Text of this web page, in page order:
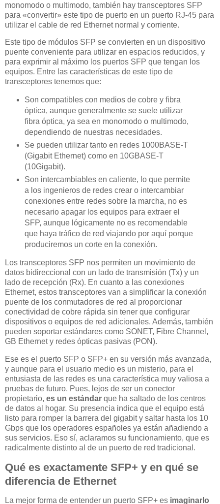
monomodo o multimodo, también hay transceptores SFP
para «convertir» este tipo de puerto en un puerto RJ-45 para
utilizar el cable de red Ethernet normal y corriente.
Este tipo de módulos SFP se convierten en un dispositivo
puente conveniente para utilizar en espacios reducidos, y
para exprimir al máximo los puertos SFP que tengan los
equipos. Entre las características de este tipo de
transceptores tenemos que:
Son compatibles con medios de cobre y fibra
óptica, aunque generalmente se suele utilizar
fibra óptica, ya sea en monomodo o multimodo,
dependiendo de nuestras necesidades.
Se pueden utilizar tanto en redes 1000BASE-T
(Gigabit Ethernet) como en 10GBASE-T
(10Gigabit).
Son intercambiables en caliente, lo que permite
a los ingenieros de redes crear o intercambiar
conexiones entre redes sobre la marcha, no es
necesario apagar los equipos para extraer el
SFP, aunque lógicamente no es recomendable
que haya tráfico de red viajando por aquí porque
produciremos un corte en la conexión.
Los transceptores SFP nos permiten un movimiento de
datos bidireccional con un lado de transmisión (Tx) y un
lado de recepción (Rx). En cuanto a las conexiones
Ethernet, estos transceptores van a simplificar la conexión
puente de los conmutadores de red al proporcionar
conectividad de cobre rápida sin tener que configurar
dispositivos o equipos de red adicionales. Además, también
pueden soportar estándares como SONET, Fibre Channel,
GB Ethernet y redes ópticas pasivas (PON).
Ese es el puerto SFP o SFP+ en su versión más avanzada,
y aunque para el usuario medio es un misterio, para el
entusiasta de las redes es una característica muy valiosa a
pruebas de futuro. Pues, lejos de ser un conector
propietario, es un estándar que ha saltado de los centros
de datos al hogar. Su presencia indica que el equipo está
listo para romper la barrera del gigabit y saltar hasta los 10
Gbps que los operadores españoles ya están añadiendo a
sus servicios. Eso sí, aclaramos su funcionamiento, que es
radicalmente distinto al de un puerto de red tradicional.
Qué es exactamente SFP+ y en qué se
diferencia de Ethernet
La mejor forma de entender un puerto SFP+ es imaginarlo